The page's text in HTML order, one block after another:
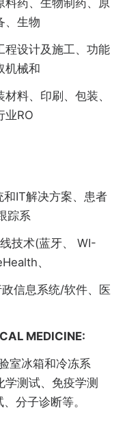
、生物
程设计及施工、功能
机械和
料、印刷、包装、
业RO
IT解决方案、患者
踪系
技术(蓝牙、 WI-
、
信息系统/软件、医
MEDICINE:
室冰箱和冷冻系
测试、免疫学测
分子诊断等。